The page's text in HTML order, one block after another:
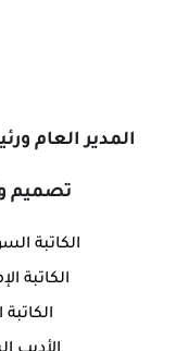
المدير العام
تصميم
الكاتبة
الكاتبة